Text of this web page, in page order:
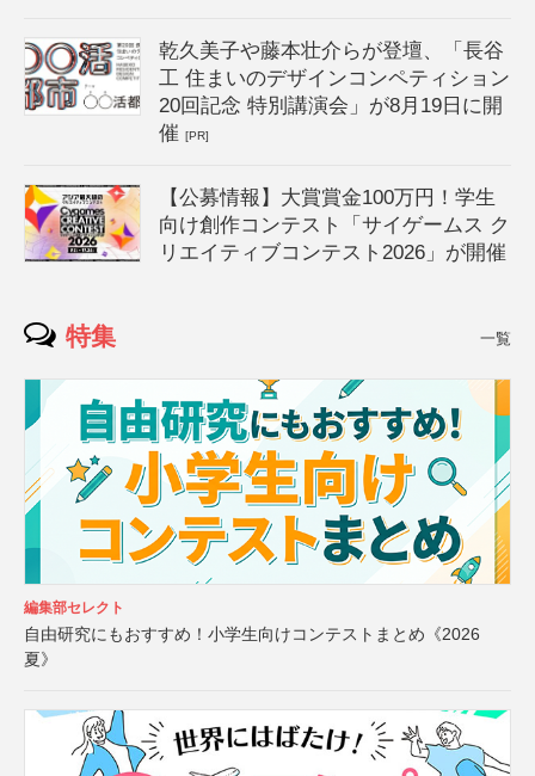
乾久美子や藤本壮介らが登壇、「長谷
工 住まいのデザインコンペティション
20回記念 特別講演会」が8月19日に開
催[PR]
【公募情報】大賞賞金100万円！学生
向け創作コンテスト「サイゲームス ク
リエイティブコンテスト2026」が開催
特集 一覧
編集部セレクト
自由研究にもおすすめ！小学生向けコンテストまとめ《2026
夏》